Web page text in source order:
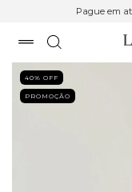
Pague em
40% OFF
PROMOÇÃO